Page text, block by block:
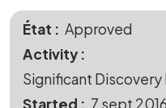
État
Approved
Activity
Significant Discovery
Started
7 sept 2016